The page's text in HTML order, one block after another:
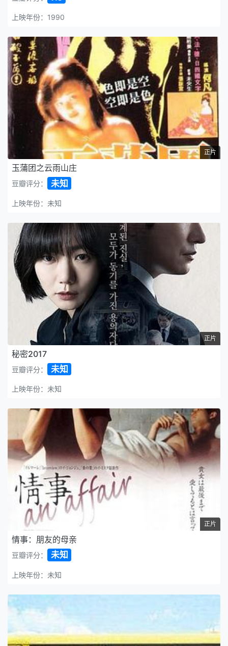
上映年份：1990
正片
玉蒲团之云雨山庄
豆瓣评分： 未知
上映年份：未知
正片
秘密2017
豆瓣评分： 未知
上映年份：未知
正片
情事：朋友的母亲
豆瓣评分： 未知
上映年份：未知